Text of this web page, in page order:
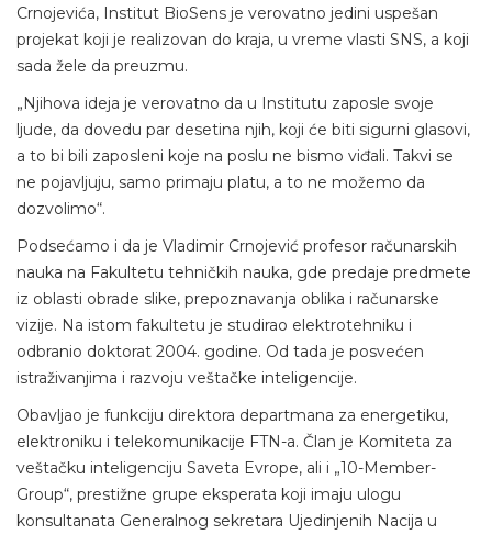
Crnojevića, Institut BioSens je verovatno jedini uspešan
projekat koji je realizovan do kraja, u vreme vlasti SNS, a koji
sada žele da preuzmu.
„Njihova ideja je verovatno da u Institutu zaposle svoje
ljude, da dovedu par desetina njih, koji će biti sigurni glasovi,
a to bi bili zaposleni koje na poslu ne bismo viđali. Takvi se
ne pojavljuju, samo primaju platu, a to ne možemo da
dozvolimo“.
Podsećamo i da je Vladimir Crnojević profesor računarskih
nauka na Fakultetu tehničkih nauka, gde predaje predmete
iz oblasti obrade slike, prepoznavanja oblika i računarske
vizije. Na istom fakultetu je studirao elektrotehniku i
odbranio doktorat 2004. godine. Od tada je posvećen
istraživanjima i razvoju veštačke inteligencije.
Obavljao je funkciju direktora departmana za energetiku,
elektroniku i telekomunikacije FTN-a. Član je Komiteta za
veštačku inteligenciju Saveta Evrope, ali i „10-Member-
Group“, prestižne grupe eksperata koji imaju ulogu
konsultanata Generalnog sekretara Ujedinjenih Nacija u